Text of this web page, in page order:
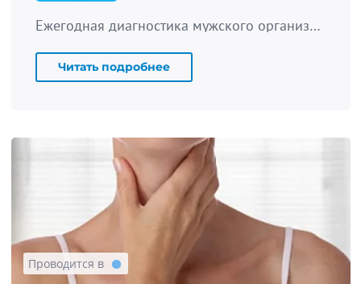
Ежегодная диагностика мужского организма для оценки риска развития онкологических заболеваний
Читать подробнее
Проводится в